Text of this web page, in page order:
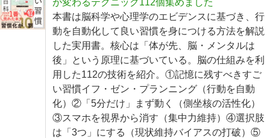
が変わるテクニック112個集めました
本書は脳科学や心理学のエビデンスに基づき、行
動を自動化して良い習慣を身につける方法を解説
した実用書。核心は「体が先、脳・メンタルは
後」という原理に基づいている。脳の仕組みを利
用した112の技術を紹介。①記憶に残すべきすご
い習慣イフ・ゼン・プランニング（行動を自動
化）②「5分だけ」まず動く（側坐核の活性化）
③スマホを視界から消す（集中力維持）④選択肢
は「3つ」にする（現状維持バイアスの打破）⑤